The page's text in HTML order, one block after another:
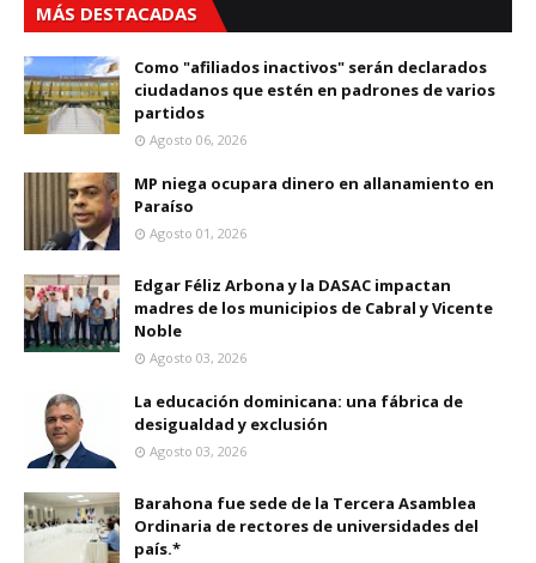
MÁS DESTACADAS
Como "afiliados inactivos" serán declarados
ciudadanos que estén en padrones de varios
partidos
Agosto 06, 2026
MP niega ocupara dinero en allanamiento en
Paraíso
Agosto 01, 2026
Edgar Féliz Arbona y la DASAC impactan
madres de los municipios de Cabral y Vicente
Noble
Agosto 03, 2026
La educación dominicana: una fábrica de
desigualdad y exclusión
Agosto 03, 2026
Barahona fue sede de la Tercera Asamblea
Ordinaria de rectores de universidades del
país.*